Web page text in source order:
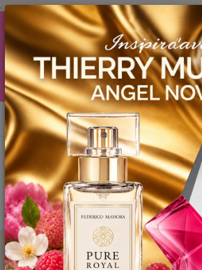
.
AKCIA (zobrazí sa v nákupnom košíku) ! ......
od .. 35 .-eur CENA PRODUKTOV si môžte
tester ZDARMA ! ❤️ od 80.-eur .. 2 x 15ml, ❤️
od 200.-eur 4 x 15ml atd. YODEYMA tester
TERBA VPÍSAŤ V SEKCII DODACE ÚDAJE) !
skladových zásob! ...... TEŠÍME SA NA VÁS a
Košiciach :) aj OSOBNE.
EUR
0944 619 068
Úvod YODEYMA - PÁNSKE PARFEMY 15ml
LOUIS VUITTON Imagination .. 15ml